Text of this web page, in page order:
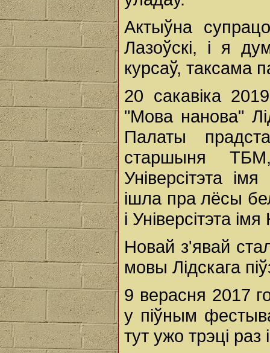
Актыўна
Лазоўскі, і я
курсаў, таксама
20 сакавіка
"Мова нанова"
Палаты
старшыня
Універсітэта
ішла пра лёсы
і Універсітэта
Новай з'явай
мовы Лідскага
9 верасня 2017
у піўным
тут ужо трэці